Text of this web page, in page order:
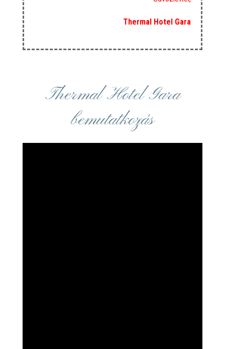
Thermal Hotel Gara
Thermal Hotel Gara
bemutatkozás